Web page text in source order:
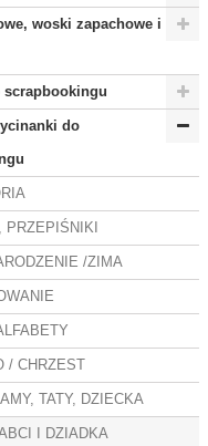
woski zapachowe i
scrapbookingu
do
PRZEPIŚNIKI
/ZIMA
/ CHRZEST
TATY, DZIECKA
I DZIADKA